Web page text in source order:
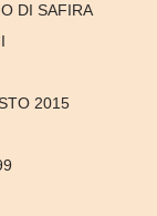
DI SAFIRA
2015